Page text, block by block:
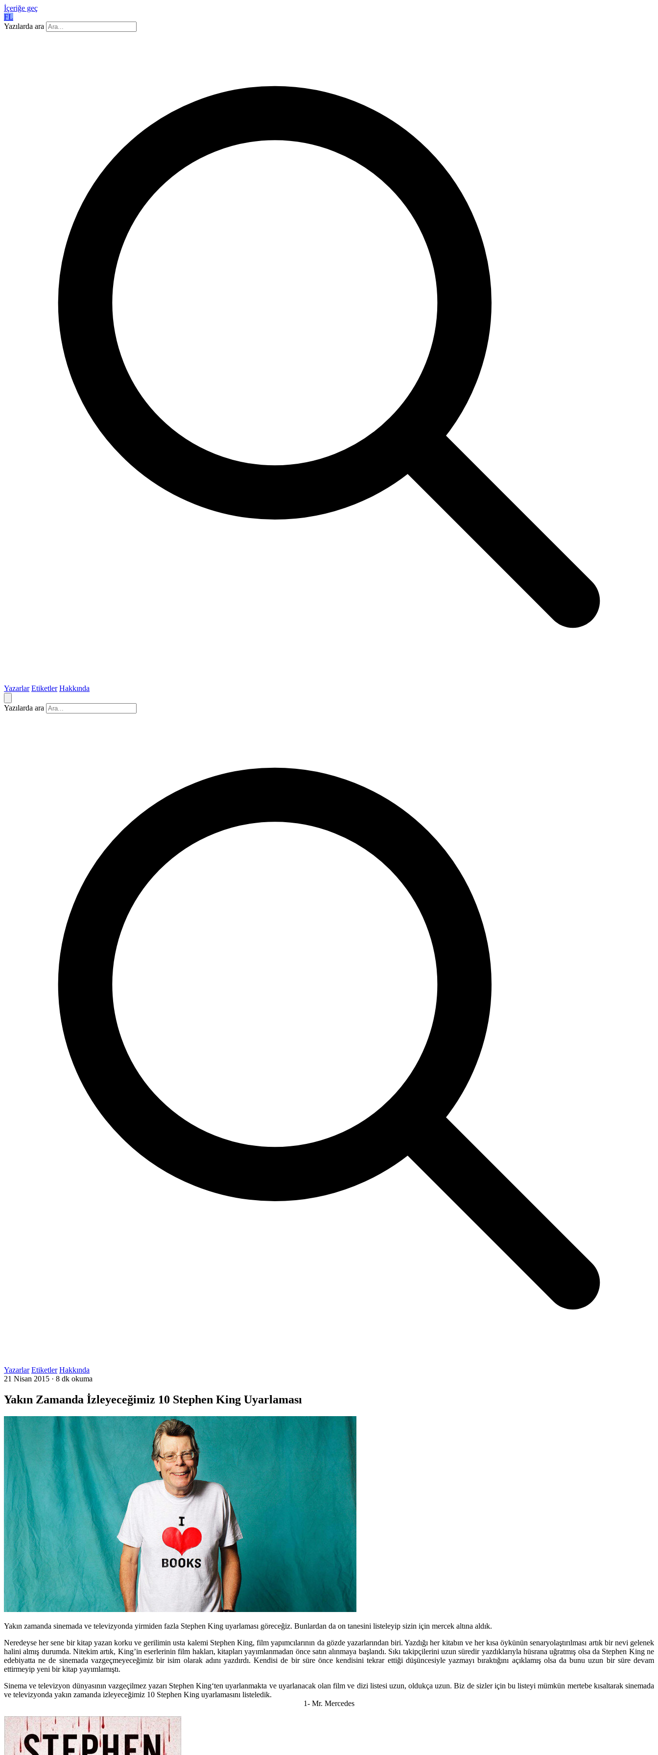
İçeriğe geç
FL
Yazılarda ara
Yazarlar Etiketler Hakkında
Yazılarda ara
Yazarlar Etiketler Hakkında
21 Nisan 2015 · 8 dk okuma
Yakın Zamanda İzleyeceğimiz 10 Stephen King Uyarlaması
Yakın zamanda sinemada ve televizyonda yirmiden fazla Stephen King uyarlaması göreceğiz. Bunlardan da on tanesini listeleyip sizin için mercek altına aldık.
Neredeyse her sene bir kitap yazan korku ve gerilimin usta kalemi Stephen King, film yapımcılarının da gözde yazarlarından biri. Yazdığı her kitabın ve her kısa öykünün senaryolaştırılması artık bir nevi gelenek
halini almış durumda. Nitekim artık, King’in eserlerinin film hakları, kitapları yayımlanmadan önce satın alınmaya başlandı. Sıkı takipçilerini uzun süredir yazdıklarıyla hüsrana uğratmış olsa da Stephen Kingne
edebiyatta ne de sinemada vazgeçmeyeceğimiz bir isim olarak adını yazdırdı. Kendisi de bir süre önce kendisini tekrar ettiği düşüncesiyle yazmayı bıraktığını açıklamış olsa da bunu uzun bir süre devam
ettirmeyip yeni bir kitap yayımlamıştı.
Sinema ve televizyon dünyasının vazgeçilmez yazarı Stephen King‘ten uyarlanmakta ve uyarlanacak olan film ve dizi listesi uzun, oldukça uzun. Biz de sizler için bu listeyi mümkün mertebe kısaltarak sinemada
ve televizyonda yakın zamanda izleyeceğimiz 10 Stephen King uyarlamasını listeledik.
1- Mr. Mercedes